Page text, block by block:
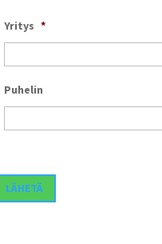
Yritys *
Puhelin